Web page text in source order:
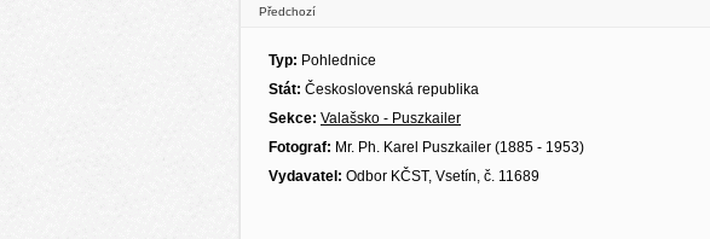
Předchozí
Typ: Pohlednice
Stát: Československá republika
Sekce: Valašsko - Puszkailer
Fotograf: Mr. Ph. Karel Puszkailer (1885 - 1953)
Vydavatel: Odbor KČST, Vsetín, č. 11689